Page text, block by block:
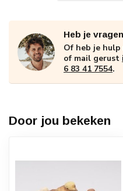
Heb je
Of heb je
of mail gerust
6 83 41 7554.
Door jou bekeken